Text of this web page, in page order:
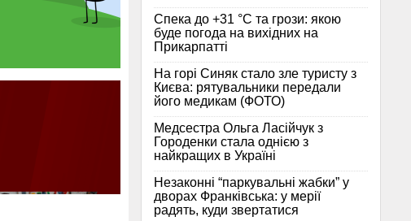
Спека до +31 °C та грози: якою
буде погода на вихідних на
Прикарпатті
На горі Синяк стало зле туристу з
Києва: рятувальники передали
його медикам (ФОТО)
Медсестра Ольга Ласійчук з
Городенки стала однією з
найкращих в Україні
Незаконні “паркувальні жабки” у
дворах Франківська: у мерії
радять, куди звертатися